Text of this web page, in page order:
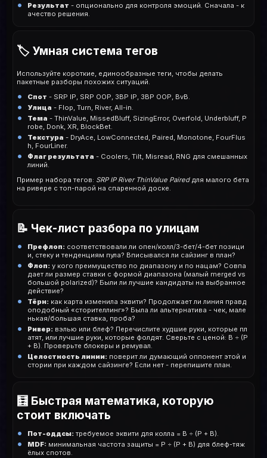
Результат - опционально для контроля эмоций. Сначала - к
ачество решения.
🏷️ Умная система тегов
Используйте короткие, единообразные теги, чтобы делать
пакетные разборы похожих ситуаций.
Спот - SRP IP, SRP OOP, 3BP IP, 3BP OOP, BvB.
Улица - Flop, Turn, River, All-in.
Тема - ThinValue, MissedBluff, SizingError, Overfold, Underbluff, P
robe, Donk, XR, BlockBet.
Текстура - DryAce, LowConnected, Paired, Monotone, FourFlus
h, FourLiner.
Флаг результата - Coolers, Tilt, Misread, RNG для смешанных
линий.
Пример набора тегов: SRP IP River ThinValue Pairedдля малого бета
на ривере с топ-парой на спаренной доске.
📝 Чек-лист разбора по улицам
Префлоп:соответствовали ли опен/колл/3-бет/4-бет позици
и, стеку и тенденциям пула? Вписывался ли сайзинг в план?
Флоп:у кого преимущество по диапазону и по нацам? Совпа
дает ли размер ставки с формой диапазона (малый merged vs
большой polarized)? Были ли лучшие кандидаты на выбранное
действие?
Тёрн:как карта изменила эквити? Продолжает ли линия правд
оподобный «сторителлинг»? Была ли альтернатива - чек, мале
нькая/большая ставка, проба?
Ривер:вэлью или блеф? Перечислите худшие руки, которые пл
атят, или лучшие руки, которые фолдят. Сверьте с ценой: B ÷ (P
+ B). Проверьте блокеры и ремувал.
Целостность линии:поверит ли думающий оппонент этой и
стории при каждом сайзинге? Если нет - перепишите план.
🧮 Быстрая математика, которую
стоит включать
Пот-оддсы:требуемое эквити для колла = B ÷ (P + B).
MDF:минимальная частота защиты = P ÷ (P + B) для блеф-тяж
ёлых спотов.